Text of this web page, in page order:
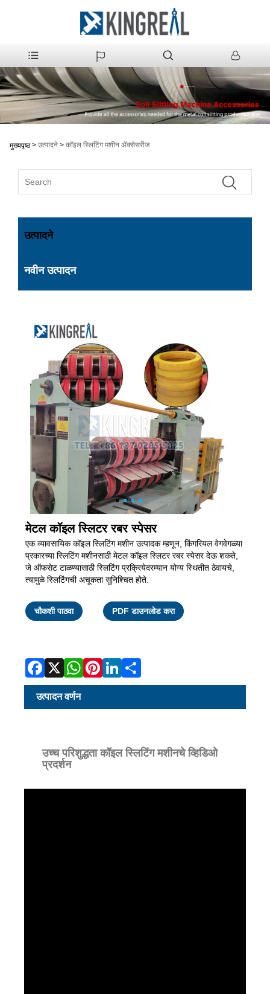
मुख्यपृष्ठ > उत्पादने > कॉइल स्लिटिंग मशीन ॲक्सेसरीज
उत्पादने
नवीन उत्पादन
मेटल कॉइल स्लिटर रबर स्पेसर
एक व्यावसायिक कॉइल स्लिटिंग मशीन उत्पादक म्हणून, किंगरियल वेगवेगळ्या
प्रकारच्या स्लिटिंग मशीनसाठी मेटल कॉइल स्लिटर रबर स्पेसर देऊ शकते,
जे ऑफसेट टाळण्यासाठी स्लिटिंग प्रक्रियेदरम्यान योग्य स्थितीत ठेवायचे,
त्यामुळे स्लिटिंगची अचूकता सुनिश्चित होते.
चौकशी पाठवा PDF डाउनलोड करा
उत्पादन वर्णन
उच्च परिशुद्धता कॉइल स्लिटिंग मशीनचे व्हिडिओ
प्रदर्शन